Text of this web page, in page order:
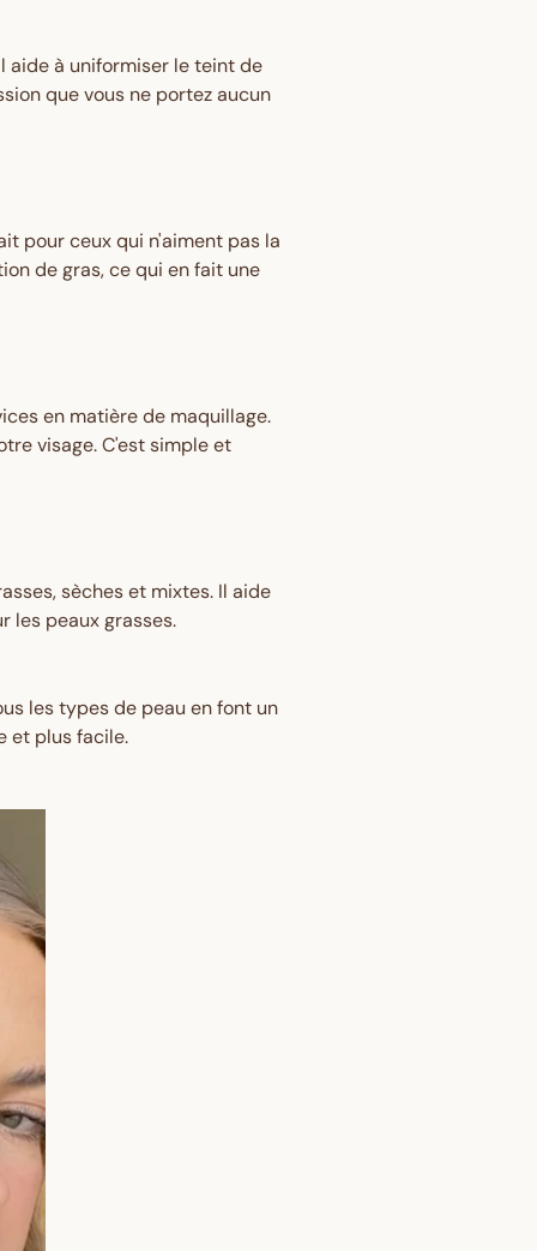
aide à uniformiser le teint de
que vous ne portez aucun
pour ceux qui n'aiment pas la
de gras, ce qui en fait une
en matière de maquillage.
visage. C'est simple et
sèches et mixtes. Il aide
les peaux grasses.
les types de peau en font un
et plus facile.
First
- plus earn points
every time you shop.
Sign up here